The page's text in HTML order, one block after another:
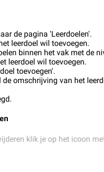
de pagina 'Leerdoelen'.
leerdoel wil toevoegen.
binnen het vak met de
leerdoel wil toevoegen.
toevoegen'.
de omschrijving van het
klik je op het icoon